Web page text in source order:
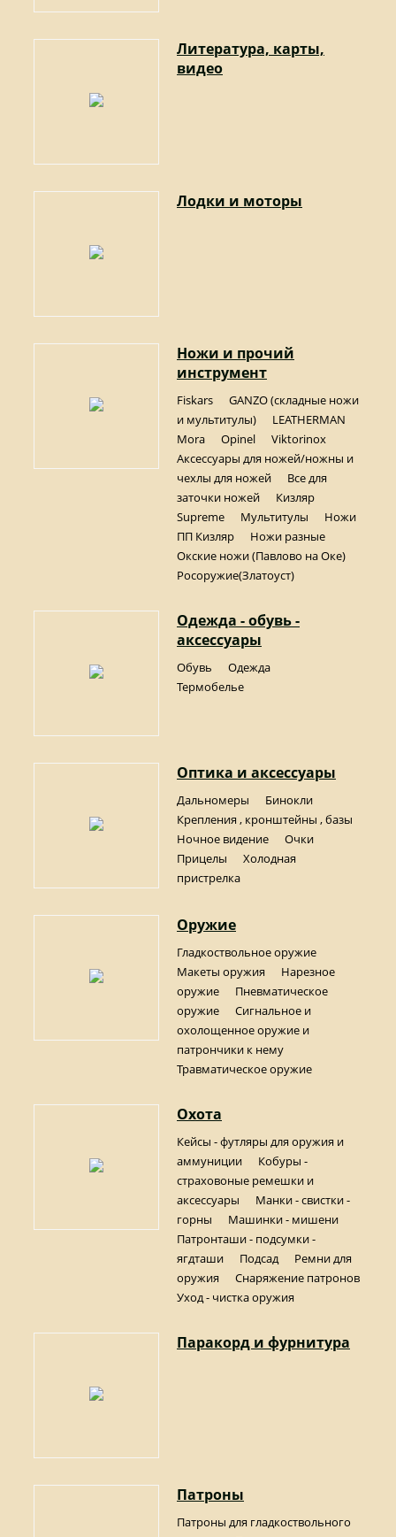
Литература, карты,
видео
Лодки и моторы
Ножи и прочий
инструмент
Fiskars
GANZO (складные ножи
и мультитулы)
LEATHERMAN
Mora
Opinel
Viktorinox
Аксессуары для ножей/ножны и
чехлы для ножей
Все для
заточки ножей
Кизляр
Supreme
Мультитулы
Ножи
ПП Кизляр
Ножи разные
Окские ножи (Павлово на Оке)
Росоружие(Златоуст)
Одежда - обувь -
аксессуары
Обувь
Одежда
Термобелье
Оптика и аксессуары
Дальномеры
Бинокли
Крепления , кронштейны , базы
Ночное видение
Очки
Прицелы
Холодная
пристрелка
Оружие
Гладкоствольное оружие
Макеты оружия
Нарезное
оружие
Пневматическое
оружие
Сигнальное и
охолощенное оружие и
патрончики к нему
Травматическое оружие
Охота
Кейсы - футляры для оружия и
аммуниции
Кобуры -
страховоные ремешки и
аксессуары
Манки - свистки -
горны
Машинки - мишени
Патронташи - подсумки -
ягдташи
Подсад
Ремни для
оружия
Снаряжение патронов
Уход - чистка оружия
Паракорд и фурнитура
Патроны
Патроны для гладкоствольного